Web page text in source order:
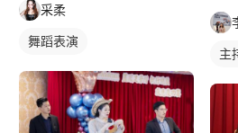
采柔
舞蹈表演
主